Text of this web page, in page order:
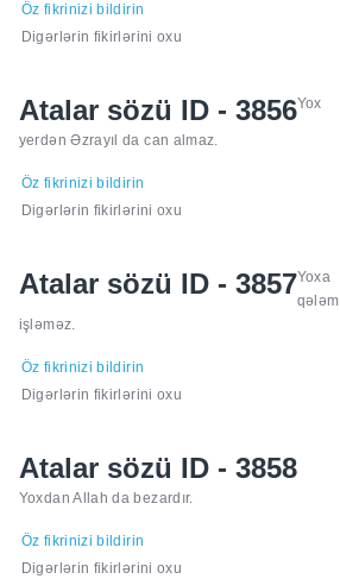
Öz fikrinizi bildirin
Digərlərin fikirlərini oxu
Atalar sözü ID - 3856Yox
yerdən Əzrayıl da can almaz.
Öz fikrinizi bildirin
Digərlərin fikirlərini oxu
Atalar sözü ID - 3857Yoxa
qələm
işləməz.
Öz fikrinizi bildirin
Digərlərin fikirlərini oxu
Atalar sözü ID - 3858
Yoxdan Allah da bezardır.
Öz fikrinizi bildirin
Digərlərin fikirlərini oxu